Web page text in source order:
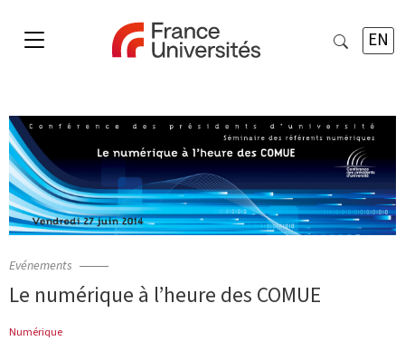
EN
Evénements
Le numérique à l’heure des COMUE
Numérique